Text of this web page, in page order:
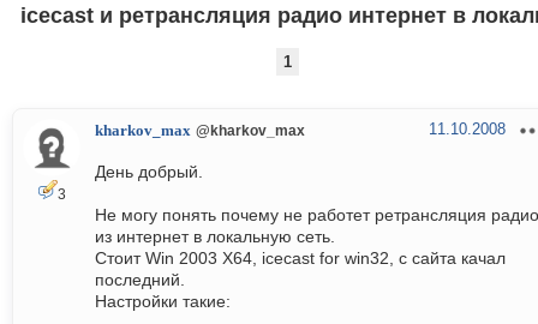
icecast и ретрансляция радио интернет в
1
3
kharkov_max @kharkov_max 11.10.2008
День добрый.
Не могу понять почему не работет ретрансляция радио
из интернет в локальную сеть.
Стоит Win 2003 X64, icecast for win32, с сайта качал
последний.
Настройки такие: